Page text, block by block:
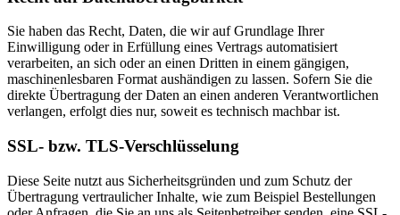
Sie haben das Recht, Daten, die wir auf Grundlage Ihrer
Einwilligung oder in Erfüllung eines Vertrags automatisiert
verarbeiten, an sich oder an einen Dritten in einem gängigen,
maschinenlesbaren Format aushändigen zu lassen. Sofern Sie die
direkte Übertragung der Daten an einen anderen Verantwortlichen
verlangen, erfolgt dies nur, soweit es technisch machbar ist.
SSL- bzw. TLS-Verschlüsselung
Diese Seite nutzt aus Sicherheitsgründen und zum Schutz der
Übertragung vertraulicher Inhalte, wie zum Beispiel Bestellungen